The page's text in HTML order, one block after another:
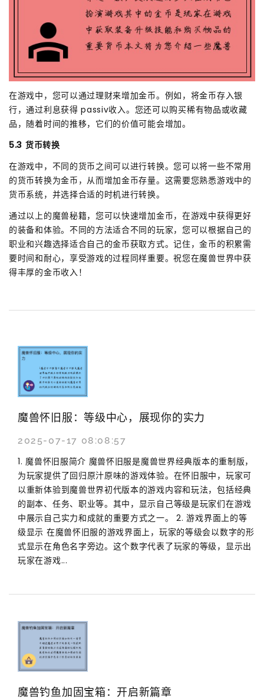
在游戏中，您可以通过理财来增加金币。例如，将金币存入银
行，通过利息获得 passiv收入。您还可以购买稀有物品或收藏
品，随着时间的推移，它们的价值可能会增加。
5.3 货币转换
在游戏中，不同的货币之间可以进行转换。您可以将一些不常用
的货币转换为金币，从而增加金币存量。这需要您熟悉游戏中的
货币系统，并选择合适的时机进行转换。
通过以上的魔兽秘籍，您可以快速增加金币，在游戏中获得更好
的装备和体验。不同的方法适合不同的玩家，您可以根据自己的
职业和兴趣选择适合自己的金币获取方式。记住，金币的积累需
要时间和耐心，享受游戏的过程同样重要。祝您在魔兽世界中获
得丰厚的金币收入！
魔兽怀旧服：等级中心，展现你的实力
2025-07-17 08:08:57
1. 魔兽怀旧服简介 魔兽怀旧服是魔兽世界经典版本的重制版，
为玩家提供了回归原汁原味的游戏体验。在怀旧服中，玩家可
以重新体验到魔兽世界初代版本的游戏内容和玩法，包括经典
的副本、任务、职业等。其中，显示自己等级是玩家们在游戏
中展示自己实力和成就的重要方式之一。 2. 游戏界面上的等
级显示 在魔兽怀旧服的游戏界面上，玩家的等级会以数字的形
式显示在角色名字旁边。这个数字代表了玩家的等级，显示出
玩家在游戏...
魔兽钓鱼加固宝箱：开启新篇章